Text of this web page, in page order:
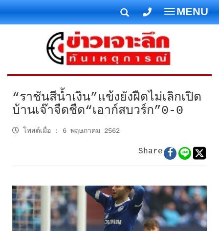
T
o
g
g
l
e
n
a
v
a
o
n
MENU
“ราชันสีน้ำเงิน”แข้งยังฝืดไม่เลิกเปิด
บ้านเจ๊าจืดชืด“เอาก์สบวร์ก”0-0
โพสต์เมื่อ : 6 พฤษภาคม 2562
Share